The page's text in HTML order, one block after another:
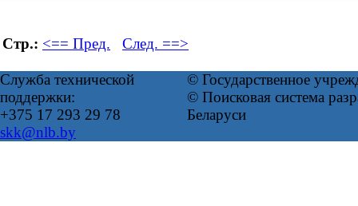
Стр.: <== Пред. След. ==>
Служба технической
поддержки:
+375 17 293 29 78
skk@nlb.by
© Государственное
© Поисковая система
Беларуси